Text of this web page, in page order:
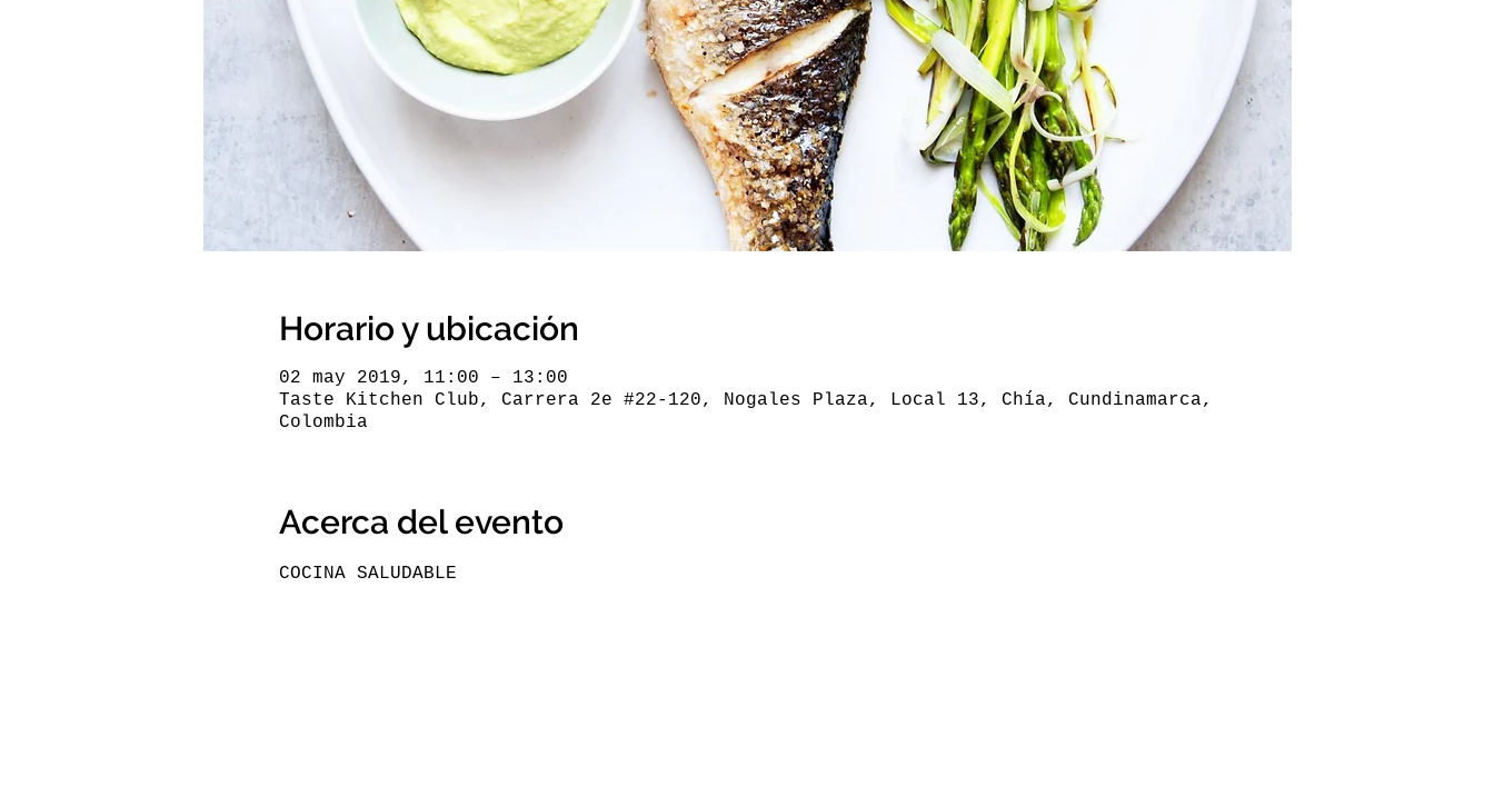
Horario y ubicación
02 may 2019, 11:00 – 13:00
Taste Kitchen Club, Carrera 2e #22-120, Nogales Plaza, Local 13, Chía, Cundinamarca,
Colombia
Acerca del evento
COCINA SALUDABLE